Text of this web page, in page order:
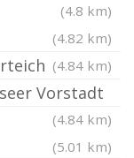
(4.8 km)
(4.82 km)
(4.84 km)
Vorstadt
(4.84 km)
(5.01 km)